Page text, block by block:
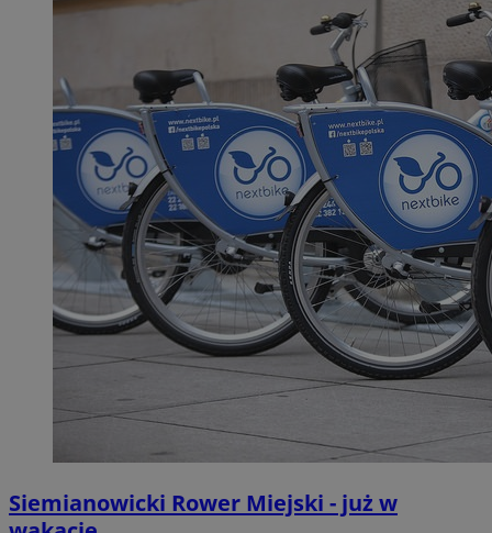
Siemianowicki Rower Miejski - już w